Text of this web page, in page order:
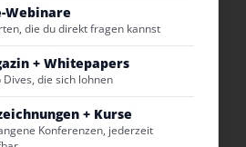
Webinare
die du direkt fragen kannst
+ Whitepapers
Dives, die sich lohnen
+ Kurse
Konferenzen, jederzeit